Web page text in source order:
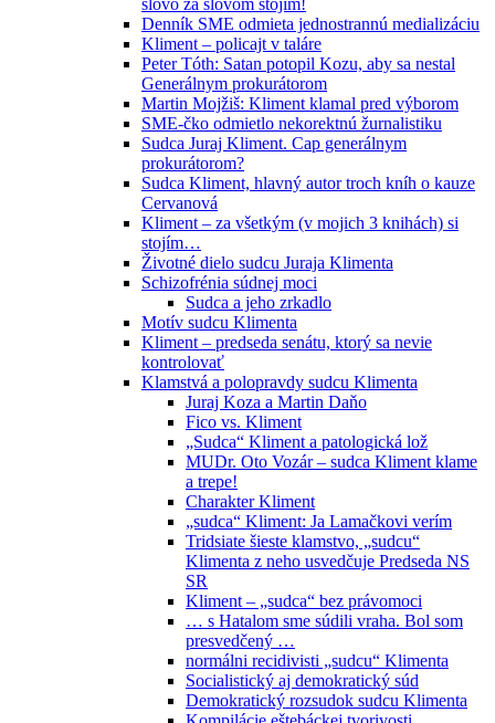
Denník SME odmieta jednostrannú medializáciu
Kliment – policajt v taláre
Peter Tóth: Satan potopil Kozu, aby sa nestal
Generálnym prokurátorom
Martin Mojžiš: Kliment klamal pred výborom
SME-čko odmietlo nekorektnú žurnalistiku
Sudca Juraj Kliment. Cap generálnym
prokurátorom?
Sudca Kliment, hlavný autor troch kníh o kauze
Cervanová
Kliment – za všetkým (v mojich 3 knihách) si
stojím…
Životné dielo sudcu Juraja Klimenta
Schizofrénia súdnej moci
Sudca a jeho zrkadlo
Motív sudcu Klimenta
Kliment – predseda senátu, ktorý sa nevie
kontrolovať
Klamstvá a polopravdy sudcu Klimenta
Juraj Koza a Martin Daňo
Fico vs. Kliment
„Sudca“ Kliment a patologická lož
MUDr. Oto Vozár – sudca Kliment klame
a trepe!
Charakter Kliment
„sudca“ Kliment: Ja Lamačkovi verím
Tridsiate šieste klamstvo, „sudcu“
Klimenta z neho usvedčuje Predseda NS
SR
Kliment – „sudca“ bez právomoci
… s Hatalom sme súdili vraha. Bol som
presvedčený …
normálni recidivisti „sudcu“ Klimenta
Socialistický aj demokratický súd
Demokratický rozsudok sudcu Klimenta